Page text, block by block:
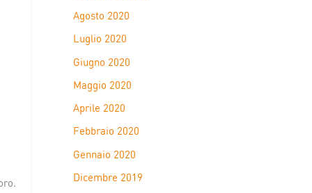
Agosto 2020
Luglio 2020
Giugno 2020
Maggio 2020
Aprile 2020
Febbraio 2020
Gennaio 2020
Dicembre 2019